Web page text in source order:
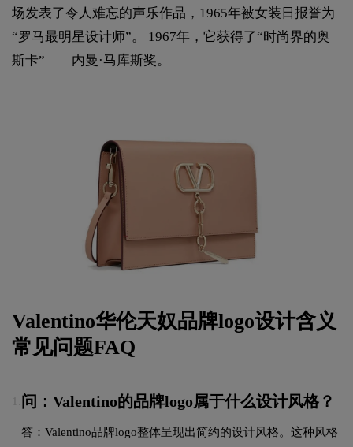
场发表了令人难忘的声乐作品，1965年被女装日报誉为
“罗马最明星设计师”。 1967年，它获得了“时尚界的奥
斯卡”——内曼·马库斯奖。
Valentino华伦天奴品牌logo设计含义
常见问题FAQ
问：Valentino的品牌logo属于什么设计风格？
答：Valentino品牌logo整体呈现出简约的设计风格。这种风格